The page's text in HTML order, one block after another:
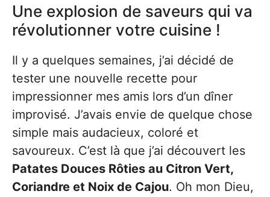
Une explosion de saveurs qui va
révolutionner votre cuisine !
Il y a quelques semaines, j’ai décidé de
tester une nouvelle recette pour
impressionner mes amis lors d’un dîner
improvisé. J’avais envie de quelque chose
simple mais audacieux, coloré et
savoureux. C’est là que j’ai découvert les
Patates Douces Rôties au Citron Vert,
Coriandre et Noix de Cajou. Oh mon Dieu,